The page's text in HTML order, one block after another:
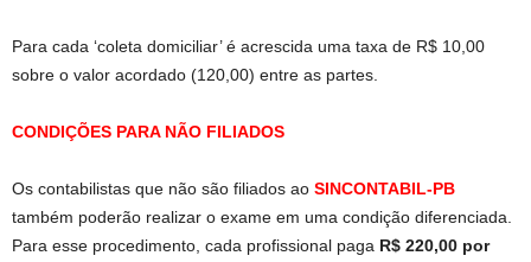
Para cada ‘coleta domiciliar’ é acrescida uma taxa de R$ 10,00
sobre o valor acordado (120,00) entre as partes.
CONDIÇÕES PARA NÃO FILIADOS
Os contabilistas que não são filiados ao SINCONTABIL-PB
também poderão realizar o exame em uma condição diferenciada.
Para esse procedimento, cada profissional paga R$ 220,00 por